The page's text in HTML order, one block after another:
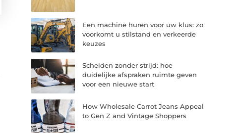
Een machine huren voor uw klus: zo
voorkomt u stilstand en verkeerde
keuzes
Scheiden zonder strijd: hoe
duidelijke afspraken ruimte geven
voor een nieuwe start
How Wholesale Carrot Jeans Appeal
to Gen Z and Vintage Shoppers